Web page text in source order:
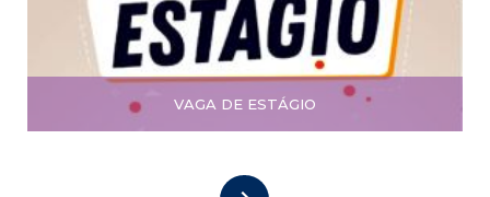
VAGA DE ESTÁGIO